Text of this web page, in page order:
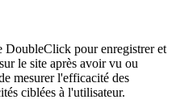
DoubleClick pour enregistrer et
le site après avoir vu ou
mesurer l'efficacité des
ciblées à l'utilisateur.